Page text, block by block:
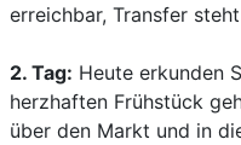
erreichbar, Transfer
2. Tag: Heute erkunden
herzhaften Frühstück
über den Markt und in